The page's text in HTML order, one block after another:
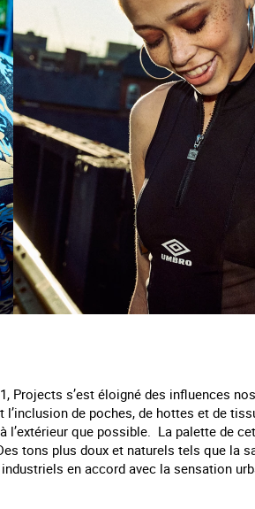
Projects s’est éloigné des influences
l’inclusion de poches, de hottes et de
l’extérieur que possible. La palette de
tons plus doux et naturels tels que la
en accord avec la sensation